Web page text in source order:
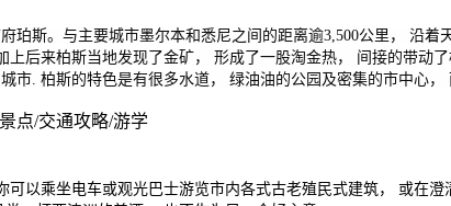
斯。与主要城市墨尔本和悉尼之间的距离逾3,500公里， 沿
后来柏斯当地发现了金矿， 形成了一股淘金热， 间接的带动
市. 柏斯的特色是有很多水道， 绿油油的公园及密集的市中心
以乘坐电车或观光巴士游览市内各式古老殖民式建筑， 或在澄